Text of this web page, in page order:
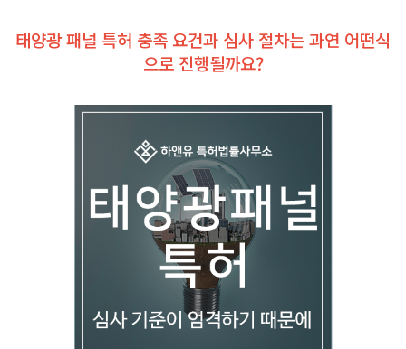
태양광 패널 특허 충족 요건과 심사 절차는 과연 어떤식
으로 진행될까요?